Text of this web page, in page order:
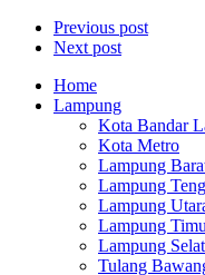
Previous post
Next post
Home
Lampung
Kota Bandar
Kota Metro
Lampung
Lampung
Lampung
Lampung
Lampung
Tulang